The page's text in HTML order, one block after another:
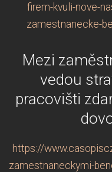
firem-kvuli-nove-
zamestnanecke-
Mezi
vedou
pracovišti
https://
zamestnaneckymi-